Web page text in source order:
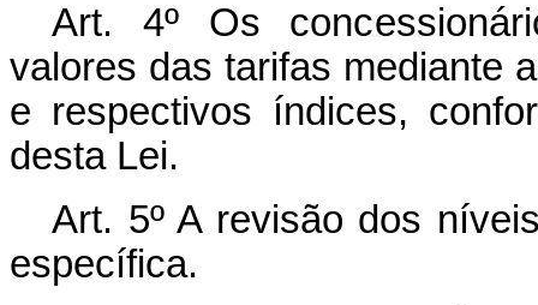
Art. 4º Os
valores das tarifas mediante
e respectivos índices,
desta Lei.
Art. 5º A revisão dos
específica.